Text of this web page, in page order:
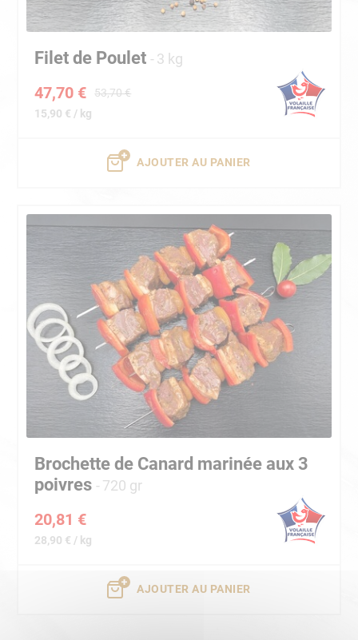
Filet de Poulet 3 kg
53,70 €
47,70 €
15,90 € / kg
AJOUTER AU PANIER
Brochette de Canard marinée aux 3
poivres
720 gr
20,81 €
28,90 € / kg
AJOUTER AU PANIER